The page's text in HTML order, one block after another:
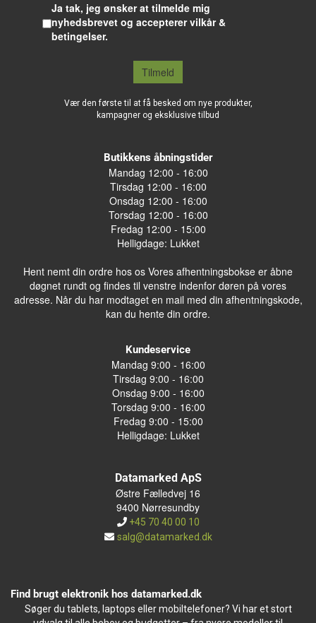
Ja tak, jeg ønsker at tilmelde mig
nyhedsbrevet og accepterer vilkår &
betingelser.
Tilmeld
Vær den første til at få besked om nye produkter,
kampagner og eksklusive tilbud
Butikkens åbningstider
Mandag 12:00 - 16:00
Tirsdag 12:00 - 16:00
Onsdag 12:00 - 16:00
Torsdag 12:00 - 16:00
Fredag 12:00 - 15:00
Helligdage: Lukket
Hent nemt din ordre hos os Vores afhentningsbokse er åbne
døgnet rundt og findes til venstre indenfor døren på vores
adresse. Når du har modtaget en mail med din afhentningskode,
kan du hente din ordre.
Kundeservice
Mandag 9:00 - 16:00
Tirsdag 9:00 - 16:00
Onsdag 9:00 - 16:00
Torsdag 9:00 - 16:00
Fredag 9:00 - 15:00
Helligdage: Lukket
Datamarked ApS
Østre Fælledvej 16
9400 Nørresundby
+45 70 40 00 10
salg@datamarked.dk
Find brugt elektronik hos datamarked.dk
Søger du tablets, laptops eller mobiltelefoner? Vi har et stort